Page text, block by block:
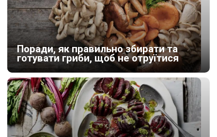
Поради, як правильно збирати та
готувати гриби, щоб не отруїтися